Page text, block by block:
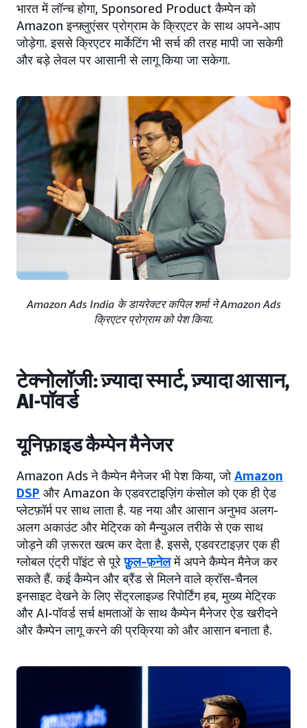
भारत में लॉन्च होगा, Sponsored Product कैम्पेन को
Amazon इन्फ़्लुएंसर प्रोग्राम के क्रिएटर के साथ अपने-आप
जोड़ेगा. इससे क्रिएटर मार्केटिंग भी सर्च की तरह मापी जा सकेगी
और बड़े लेवल पर आसानी से लागू किया जा सकेगा.
Amazon Ads India के डायरेक्टर कपिल शर्मा ने Amazon Ads
क्रिएटर प्रोग्राम को पेश किया.
टेक्नोलॉजी: ज़्यादा स्मार्ट, ज़्यादा आसान,
AI-पॉवर्ड
यूनिफ़ाइड कैम्पेन मैनेजर
Amazon Ads ने कैम्पेन मैनेजर भी पेश किया, जोAmazon
DSP और Amazon के एडवरटाइज़िंग कंसोल को एक ही ऐड
प्लेटफ़ॉर्म पर साथ लाता है. यह नया और आसान अनुभव अलग-
अलग अकाउंट और मेट्रिक को मैन्युअल तरीके से एक साथ
जोड़ने की ज़रूरत खत्म कर देता है. इससे, एडवरटाइज़र एक ही
ग्लोबल एंट्री पॉइंट से पूरेफ़ुल-फ़नेलमें अपने कैम्पेन मैनेज कर
सकते हैं. कई कैम्पेन और ब्रैंड से मिलने वाले क्रॉस-चैनल
इनसाइट देखने के लिए सेंट्रलाइज़्ड रिपोर्टिंग हब, मुख्य मेट्रिक
और AI-पॉवर्ड सर्च क्षमताओं के साथ कैम्पेन मैनेजर ऐड खरीदने
और कैम्पेन लागू करने की प्रक्रिया को और आसान बनाता है.